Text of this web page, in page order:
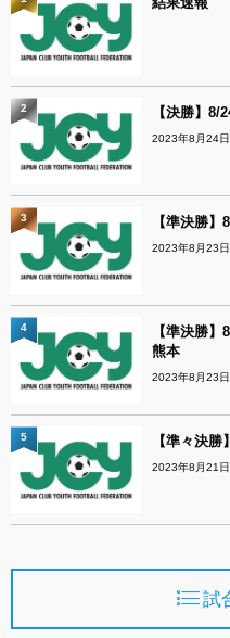
【決勝】
2023年8月24日
2
【準決勝
2023年8月23日
3
【準決勝
熊本
2023年8月23日
4
【準々決
2023年8月21日
5
試